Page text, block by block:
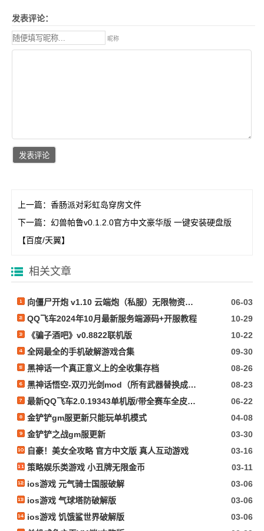
发表评论：
昵称
上一篇： 香肠派对彩虹岛穿房文件
下一篇： 幻兽帕鲁v0.1.2.0官方中文豪华版 一键安装硬盘版
【百度/天翼】
相关文章
向僵尸开炮 v1.10 云端炮（私服）无限物资内置作弊
06-03
QQ飞车2024年10月最新服务端源码+开服教程
10-29
《骗子酒吧》v0.8822联机版
10-22
全网最全的手机破解游戏合集
09-30
黑神话一个真正意义上的全收集存档
08-26
黑神话悟空-双刃光剑mod（所有武器替换成光剑）
08-23
最新QQ飞车2.0.19343单机版/带全赛车全皮肤+GM指令+所有功能完好无损/看必看文本
06-22
金铲铲gm服更新只能玩单机模式
04-08
金铲铲之战gm服更新
03-30
自豪！美女全攻略 官方中文版 真人互动游戏
03-16
策略娱乐类游戏 小丑牌无限金币
03-11
ios游戏 元气骑士国服破解
03-06
ios游戏 气球塔防破解版
03-06
ios游戏 饥饿鲨世界破解版
03-06